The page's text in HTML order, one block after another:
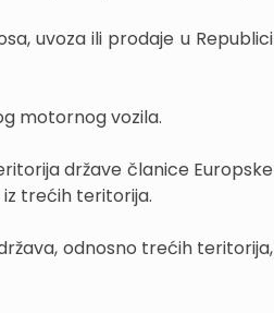
uvoza ili prodaje u Republici
motornog vozila.
države članice Europske
iz trećih teritorija.
odnosno trećih teritorija,